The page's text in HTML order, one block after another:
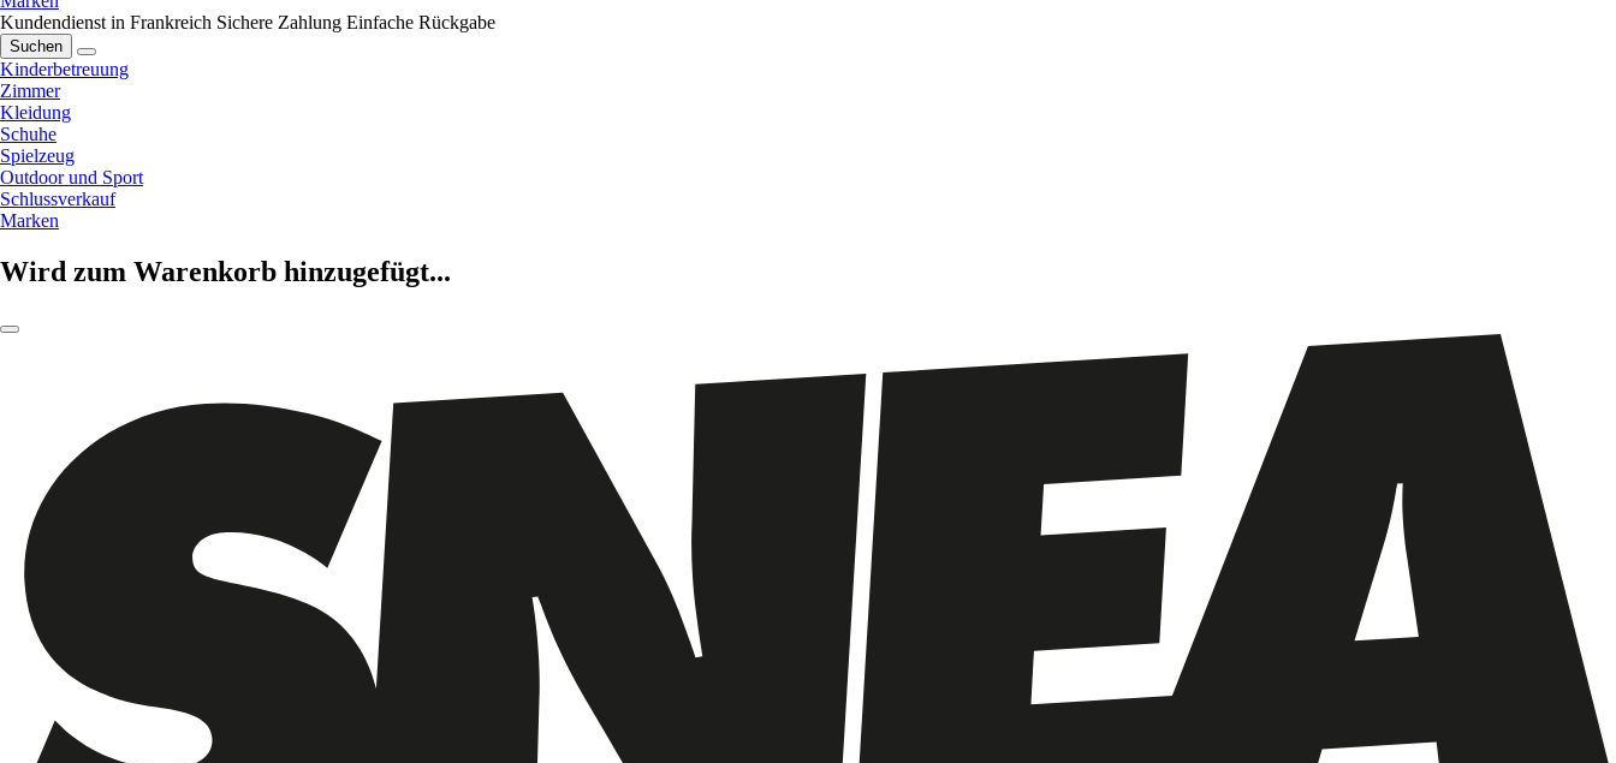
Kundendienst in Frankreich Sichere Zahlung Einfache Rückgabe
Suchen
Kinderbetreuung
Zimmer
Kleidung
Schuhe
Spielzeug
Outdoor und Sport
Schlussverkauf
Marken
Wird zum Warenkorb hinzugefügt...